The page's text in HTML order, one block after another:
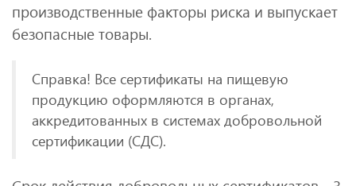
производственные факторы риска и выпускает
безопасные товары.
Справка! Все сертификаты на пищевую
продукцию оформляются в органах,
аккредитованных в системах добровольной
сертификации (СДС).